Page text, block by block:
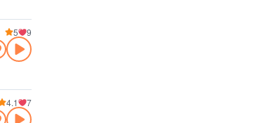
5 9
4.1 7